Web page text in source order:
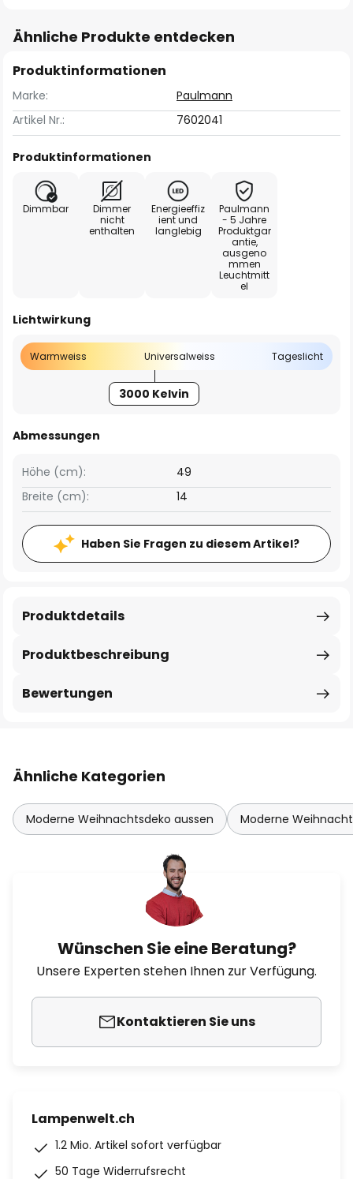
Ähnliche Produkte entdecken
Produktinformationen
Marke:
Paulmann
Artikel Nr.:
7602041
Produktinformationen
Dimmbar
Dimmer
nicht
enthalten
Energieeffiz
ient und
langlebig
Paulmann
- 5 Jahre
Produktgar
antie,
ausgeno
mmen
Leuchtmitt
el
Lichtwirkung
Warmweiss Universalweiss Tageslicht
3000 Kelvin
Abmessungen
Breite (cm): 14
Höhe (cm): 49
Haben Sie Fragen zu diesem Artikel?
Produktbeschreibung
Produktdetails
Bewertungen
Ähnliche Kategorien
Moderne Weihnachtsdeko aussen Moderne
Wünschen Sie eine Beratung?
Unsere Experten stehen Ihnen zur Verfügung.
Kontaktieren Sie uns
Lampenwelt.ch
1.2 Mio. Artikel sofort verfügbar
50 Tage Widerrufsrecht